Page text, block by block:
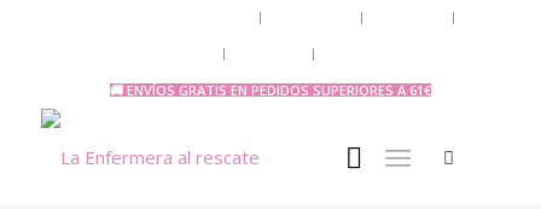
🚚 ENVÍOS GRATIS EN PEDIDOS SUPERIORES A 61€